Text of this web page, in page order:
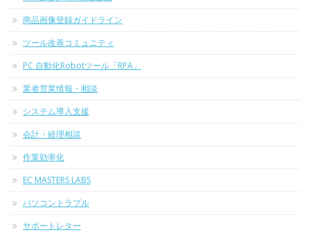
商品画像登録ガイドライン
ツール改善コミュニティ
PC 自動化Robotツール「RPA」
業者営業情報・相談
システム導入支援
会計・経理相談
作業効率化
EC MASTERS LABS
パソコントラブル
サポートレター